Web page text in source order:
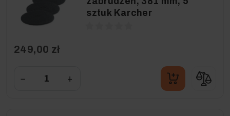
sztuk Karcher
249,00 zł
− +